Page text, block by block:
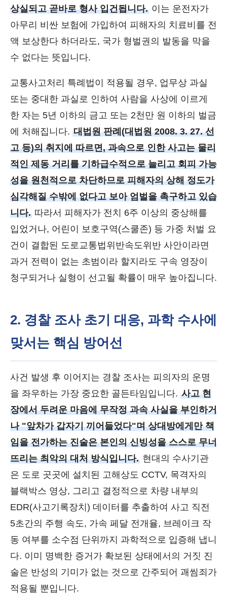
상실되고 곧바로 형사 입건됩니다. 이는 운전자가
아무리 비싼 보험에 가입하여 피해자의 치료비를 전
액 보상한다 하더라도, 국가 형벌권의 발동을 막을
수 없다는 뜻입니다.
교통사고처리 특례법이 적용될 경우, 업무상 과실
또는 중대한 과실로 인하여 사람을 사상에 이르게
한 자는 5년 이하의 금고 또는 2천만 원 이하의 벌금
에 처해집니다. 대법원 판례(대법원 2008. 3. 27. 선
고 등)의 취지에 따르면, 과속으로 인한 사고는 물리
적인 제동 거리를 기하급수적으로 늘리고 회피 가능
성을 원천적으로 차단하므로 피해자의 상해 정도가
심각해질 수밖에 없다고 보아 엄벌을 촉구하고 있습
니다. 따라서 피해자가 전치 6주 이상의 중상해를
입었거나, 어린이 보호구역(스쿨존) 등 가중 처벌 요
건이 결합된 도로교통법위반속도위반 사안이라면
과거 전력이 없는 초범이라 할지라도 구속 영장이
청구되거나 실형이 선고될 확률이 매우 높아집니다.
2. 경찰 조사 초기 대응, 과학 수사에
맞서는 핵심 방어선
사건 발생 후 이어지는 경찰 조사는 피의자의 운명
을 좌우하는 가장 중요한 골든타임입니다. 사고 현
장에서 두려운 마음에 무작정 과속 사실을 부인하거
나 "앞차가 갑자기 끼어들었다"며 상대방에게만 책
임을 전가하는 진술은 본인의 신빙성을 스스로 무너
뜨리는 최악의 대처 방식입니다. 현대의 수사기관
은 도로 곳곳에 설치된 고해상도 CCTV, 목격자의
블랙박스 영상, 그리고 결정적으로 차량 내부의
EDR(사고기록장치) 데이터를 추출하여 사고 직전
5초간의 주행 속도, 가속 페달 전개율, 브레이크 작
동 여부를 소수점 단위까지 과학적으로 입증해 냅니
다. 이미 명백한 증거가 확보된 상태에서의 거짓 진
술은 반성의 기미가 없는 것으로 간주되어 괘씸죄가
적용될 뿐입니다.